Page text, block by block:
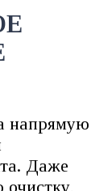
напрямую
Даже